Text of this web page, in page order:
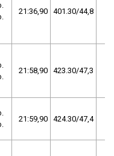
21:36,90 401.30/44,8
21:58,90 423.30/47,3
21:59,90 424.30/47,4